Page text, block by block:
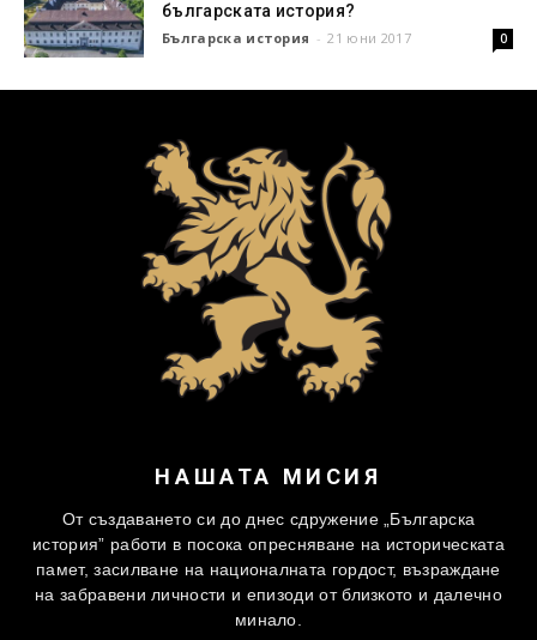
българската история?
Българска история - 21 юни 2017 0
НАШАТА МИСИЯ
От създаването си до днес сдружение „Българска
история” работи в посока опресняване на историческата
памет, засилване на националната гордост, възраждане
на забравени личности и епизоди от близкото и далечно
минало.